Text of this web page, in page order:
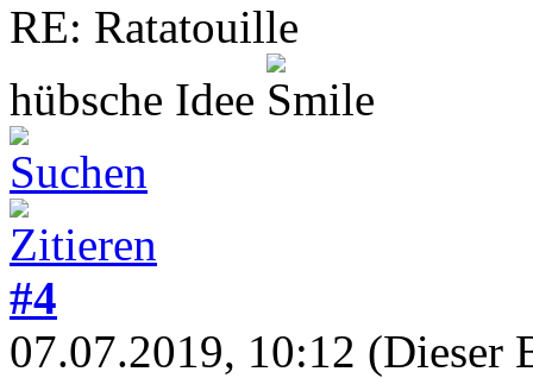
RE: Ratatouille
hübsche Idee
#4
07.07.2019, 10:12 (Dieser